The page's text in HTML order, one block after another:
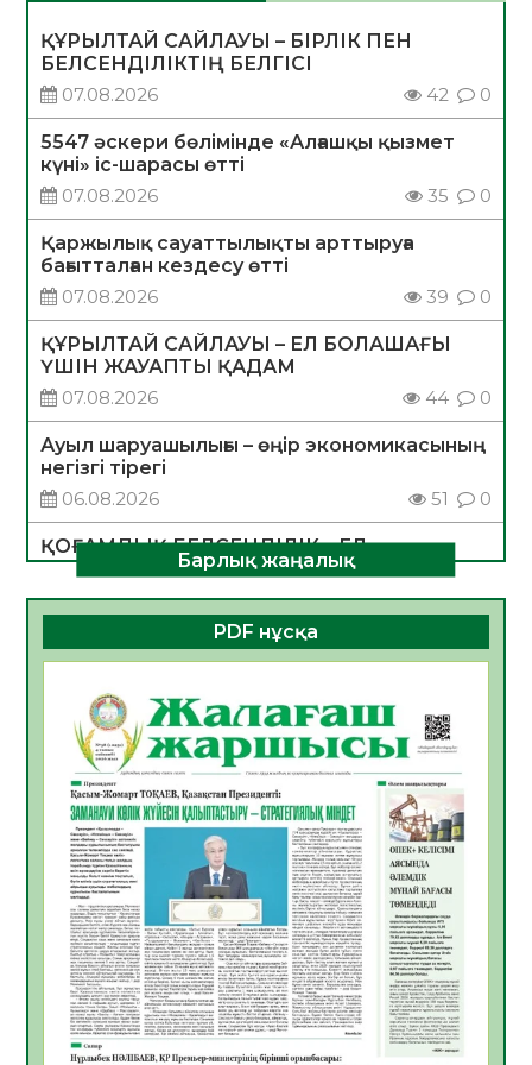
ҚҰРЫЛТАЙ САЙЛАУЫ – БІРЛІК ПЕН
БЕЛСЕНДІЛІКТІҢ БЕЛГІСІ
07.08.2026
42 0
5547 әскери бөлімінде «Алғашқы қызмет
күні» іс-шарасы өтті
07.08.2026
35 0
Қаржылық сауаттылықты арттыруға
бағытталған кездесу өтті
07.08.2026
39 0
ҚҰРЫЛТАЙ САЙЛАУЫ – ЕЛ БОЛАШАҒЫ
ҮШІН ЖАУАПТЫ ҚАДАМ
07.08.2026
44 0
Ауыл шаруашылығы – өңір экономикасының
негізгі тірегі
06.08.2026
51 0
ҚОҒАМДЫҚ БЕЛСЕНДІЛІК – ЕЛ
ДАМУЫНЫҢ НЕГІЗІ
06.08.2026
49 0
ҚҰРЫЛТАЙ САЙЛАУЫ – БОЛАШАҚҚА
06.08.2026
Инфекциялық ауруларға қарсы иммундау
жұмыстарының тиімділігі
06.08.2026
53
Көкжөтел ауруы туралы
06.08.2026
51
АПВ вакцинасы туралы мәлімет
06.08.2026
49
Open Air: Қызылорда облысы полиция
департаменті 20 мыңнан астам
көрерменнің қауіпсіздігін қамтамасыз етті
Барлық жаңалық
PDF нұсқа